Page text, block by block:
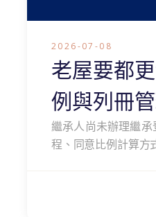
2026-07-08
老屋要都
例與列冊
繼承人尚未辦理繼
程、同意比例計算方